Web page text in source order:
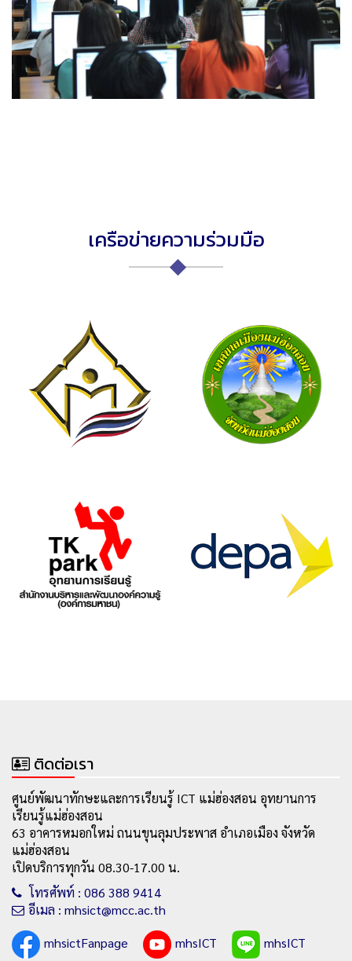
เครือข่ายความร่วมมือ
ติดต่อเรา
ศูนย์พัฒนาทักษะและการเรียนรู้ ICT แม่ฮ่องสอน อุทยานการ
เรียนรู้แม่ฮ่องสอน
63 อาคารหมอกใหม่ ถนนขุนลุมประพาส อำเภอเมือง จังหวัด
แม่ฮ่องสอน
เปิดบริการทุกวัน 08.30-17.00 น.
โทรศัพท์ : 086 388 9414
อีเมล : mhsict@mcc.ac.th
mhsictFanpage
mhsICT mhsICT